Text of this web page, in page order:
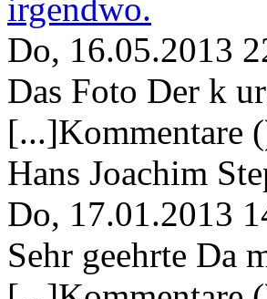
irgendwo.
Do, 16.05.2013
Das Foto Der k
[...]Kommentare
Hans Joachim
Do, 17.01.2013
Sehr geehrte Da